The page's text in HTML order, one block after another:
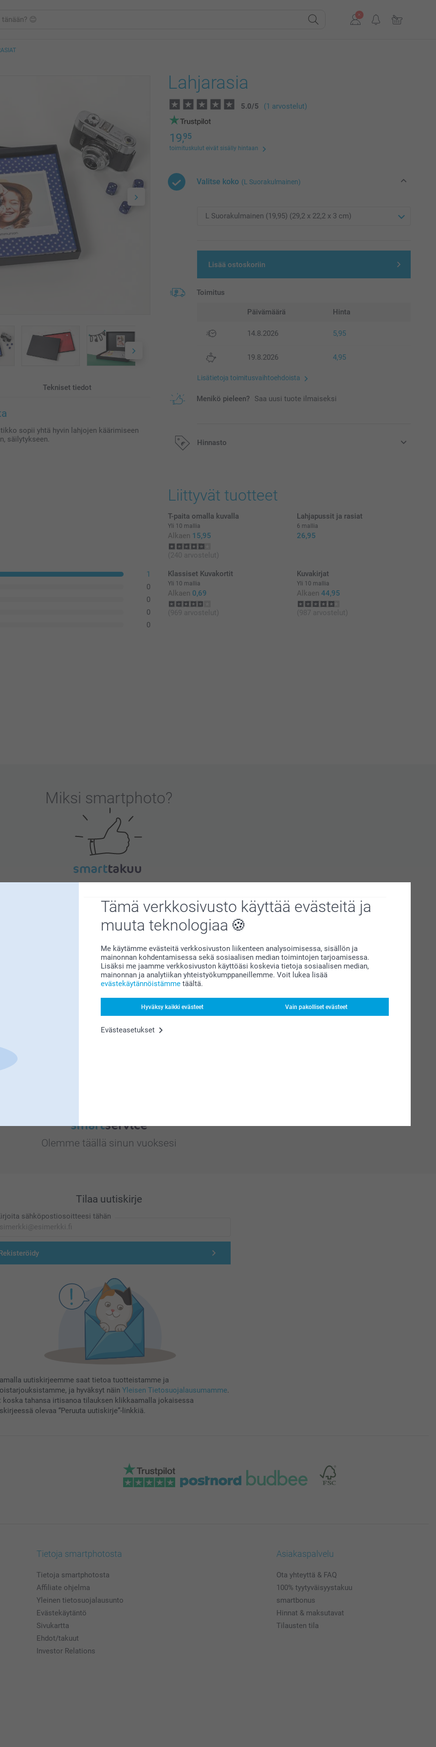
Tämä verkkosivusto käyttää evästeitä ja
muuta teknologiaa
Me käytämme evästeitä verkkosivuston liikenteen analysoimisessa, sisällön ja
mainonnan kohdentamisessa sekä sosiaalisen median toimintojen tarjoamisessa.
Lisäksi me jaamme verkkosivuston käyttöäsi koskevia tietoja sosiaalisen median,
mainonnan ja analytiikan yhteistyökumppaneillemme. Voit lukea lisää
evästekäytännöistämme täältä.
Hyväksy kaikki evästeet Vain pakolliset evästeet
Evästeasetukset
Tekniset tiedot
sopii yhtä hyvin lahjojen käärimiseen
säilytykseen.
Lahjarasia
5.0/5 (1 arvostelut)
19,95
toimituskulut eivät sisälly hintaan
Valitse koko (L Suorakulmainen)
Lisää ostoskoriin
Toimitus
Päivämäärä Hinta
14.8.2026 5,95
19.8.2026 4,95
Lisätietoja toimitusvaihtoehdoista
Menikö pieleen? Saa uusi tuote ilmaiseksi
Hinnasto
1
0
0
0
0
Liittyvät tuotteet
T-paita omalla kuvalla
Yli 10 mallia
Alkaen 15,95
(240 arvostelut)
Lahjapussit ja rasiat
6 mallia
26,95
Klassiset Kuvakortit
Yli 10 mallia
Alkaen 0,69
(969 arvostelut)
Kuvakirjat
Yli 10 mallia
Alkaen 44,95
(987 arvostelut)
Miksi smartphoto?
Bonusta kaikista tilauksista
Olemme täällä sinun vuoksesi
Tilaa uutiskirje
sähköpostiosoitteesi tähän
uutiskirjeemme saat tietoa tuotteistamme ja
ja hyväksyt näin Yleisen Tietosuojalausumamme.
koska tahansa irtisanoa tilauksen klikkaamalla jokaisessa
olevaa “Peruuta uutiskirje”-linkkiä.
Tietoja smartphotosta
Tietoja smartphotosta
Affiliate ohjelma
Yleinen tietosuojalausunto
Evästekäytäntö
Sivukartta
Ehdot/takuut
Investor Relations
Asiakaspalvelu
Ota yhteyttä & FAQ
100% tyytyväisyystakuu
smartbonus
Hinnat & maksutavat
Tilausten tila